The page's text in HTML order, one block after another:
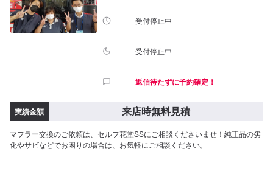
受付停止中
受付停止中
返信待たずに予約確定！
実績金額 来店時無料見積
マフラー交換のご依頼は、セルフ花堂SSにご相談くださいませ！純正品の劣
化やサビなどでお困りの場合は、お気軽にご相談ください。